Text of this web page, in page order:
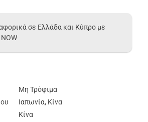
σε Ελλάδα και Κύπρο με
Μη Τρόφιμα
Ιαπωνία, Κίνα
Κίνα